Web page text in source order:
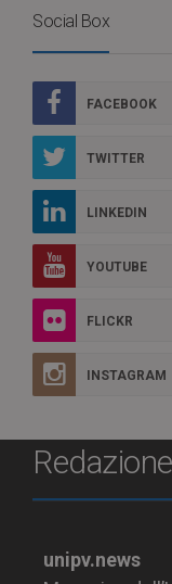
Social Box
FACEBOOK
TWITTER
LINKEDIN
YOUTUBE
FLICKR
INSTAGRAM
Redazione
unipv.news